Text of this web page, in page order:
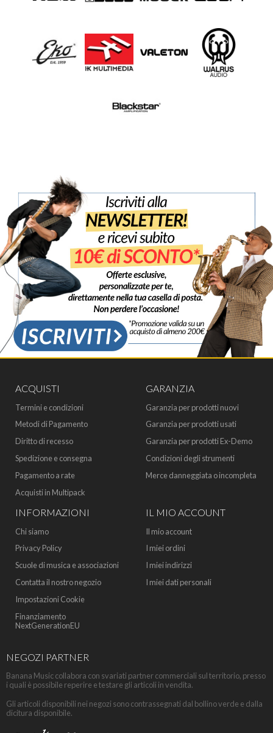
ACQUISTI
Termini e condizioni
Metodi di Pagamento
Diritto di recesso
Spedizione e consegna
Pagamento a rate
Acquisti in Multipack
GARANZIA
Garanzia per prodotti nuovi
Garanzia per prodotti usati
Garanzia per prodotti Ex-Demo
Condizioni degli strumenti
Merce danneggiata o incompleta
INFORMAZIONI
Chi siamo
Privacy Policy
Scuole di musica e associazioni
Contatta il nostro negozio
Impostazioni Cookie
Finanziamento
NextGenerationEU
IL MIO ACCOUNT
Il mio account
I miei ordini
I miei indirizzi
I miei dati personali
NEGOZI PARTNER
Banana Music collabora con svariati partner commerciali sul territorio, presso
i quali è possibile reperire e testare gli articoli in vendita.
Gli articoli disponibili nei negozi sono contrassegnati dal bollino verde e dalla
dicitura disponibile.